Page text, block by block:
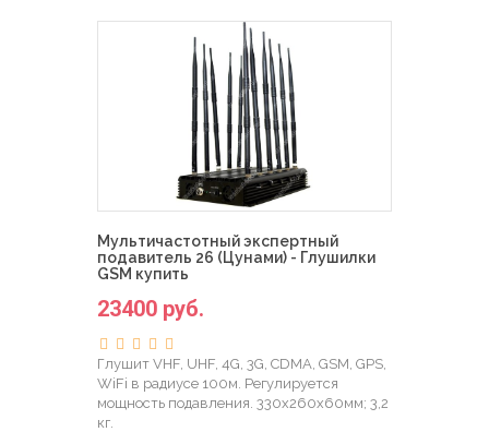
Мультичастотный экспертный
подавитель 26 (Цунами) - Глушилки
GSM купить
23400 руб.
Глушит VHF, UHF, 4G, 3G, CDMA, GSM, GPS,
WiFi в радиусе 100м. Регулируется
мощность подавления. 330х260х60мм; 3,2
кг.